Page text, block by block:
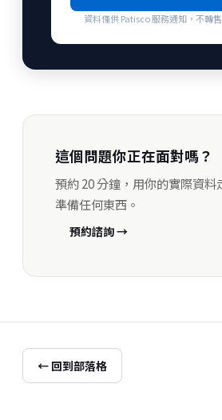
資料僅供 Patisco 服務通知，不轉
這個問題你正在面對嗎？
預約 20 分鐘，用你的實際資
準備任何東西。
預約諮詢 →
← 回到部落格